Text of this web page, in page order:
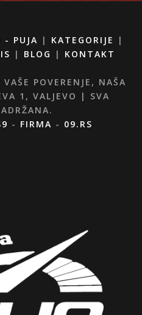
- PUJA | KATEGORIJE
|
| BLOG | KONTAKT
POVERENJE, NAŠA
1, VALJEVO | SVA
- FIRMA - 09.RS